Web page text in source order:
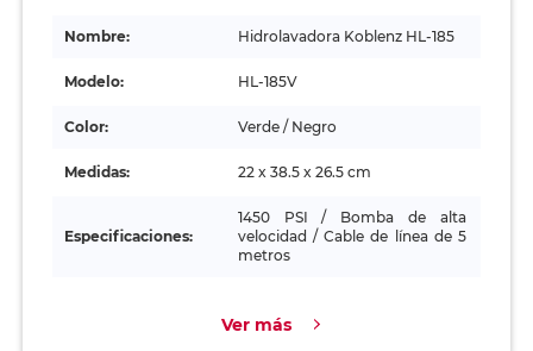
Nombre: Hidrolavadora Koblenz HL-185
Modelo: HL-185V
Color: Verde / Negro
Medidas: 22 x 38.5 x 26.5 cm
Especificaciones:
1450 PSI / Bomba de alta
velocidad / Cable de línea de 5
metros
Ver más